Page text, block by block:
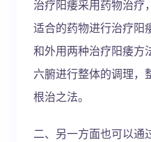
治疗阳痿采用药物治疗
适合的药物进行治疗阳
和外用两种治疗阳痿方
六腑进行整体的调理，
根治之法。
二、另一方面也可以通